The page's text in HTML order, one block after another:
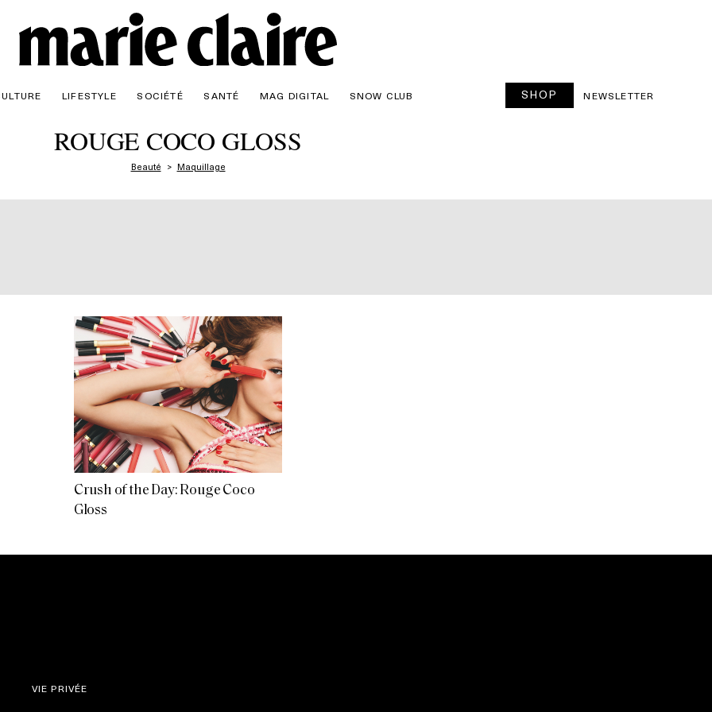
LIFESTYLE SOCIÉTÉ SANTÉ MAG DIGITAL SNOW CLUB SHOP NEWSLETTER
ROUGE COCO GLOSS
Beauté Maquillage
Crush of the Day: Rouge Coco
Gloss
VIE PRIVÉE